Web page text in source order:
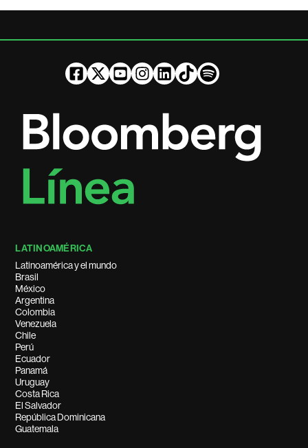
LATINOAMÉRICA
Latinoamérica y el mundo
Brasil
México
Argentina
Colombia
Venezuela
Chile
Perú
Ecuador
Panamá
Uruguay
Costa Rica
El Salvador
República Dominicana
Guatemala